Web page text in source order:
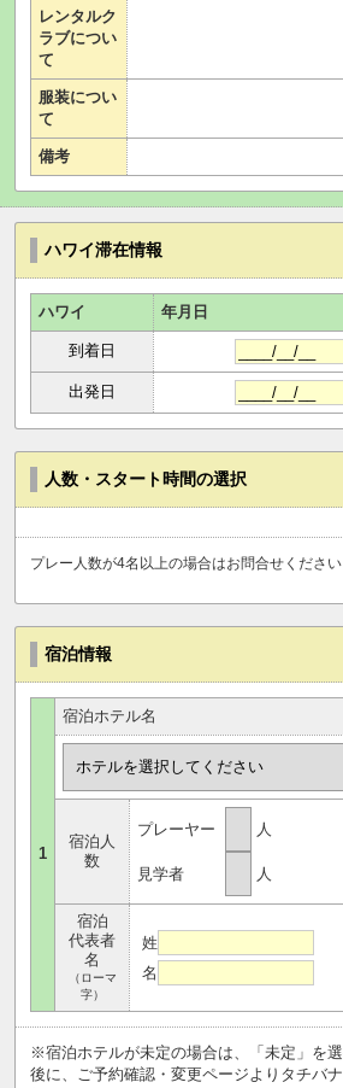
レンタルク
ラブについ
て
服装につい
て
備考
ハワイ滞在情報
ハワイ 年月日
到着日
出発日
人数・スタート時間の選択
プレー人数が4名以上の場合はお問合せください
宿泊情報
1
宿泊ホテル名
宿泊人
数
プレーヤー 人
見学者 人
宿泊
代表者
名
（ローマ
字）
姓
名
※宿泊ホテルが未定の場合は、「未定」を
後に、ご予約確認・変更ページよりタチバ